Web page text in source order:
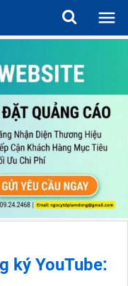
ký YouTube: